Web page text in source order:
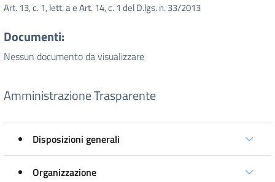
Art. 13, c. 1, lett. a e Art. 14, c. 1 del D.lgs. n. 33/2013
Documenti:
Nessun documento da visualizzare
Amministrazione Trasparente
Disposizioni generali
Organizzazione